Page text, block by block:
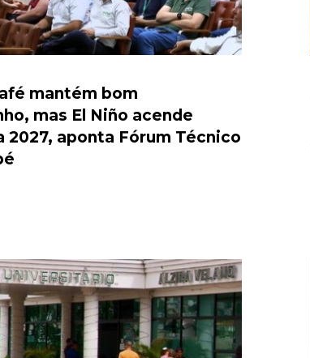
mantém bom
mas El Niño acende
2027, aponta Fórum Técnico